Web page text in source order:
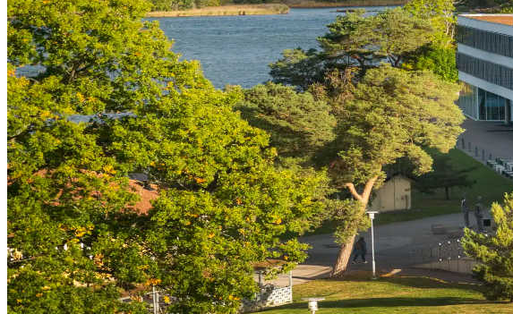
Invest in Blekinge
Företagsetableringar
Styrkeområden
Stöd vid etablering
Stöd vid etablering